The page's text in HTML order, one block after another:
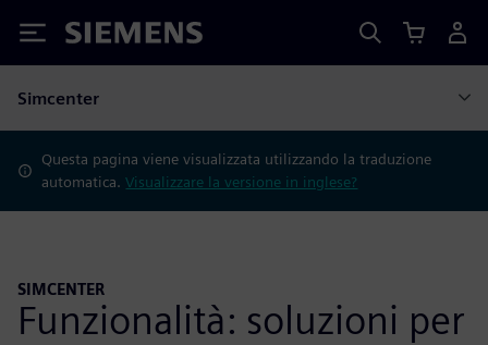
Siemens
Simcenter
Questa pagina viene visualizzata utilizzando la traduzione
automatica.Visualizzare la versione in inglese?
SIMCENTER
Funzionalità: soluzioni per